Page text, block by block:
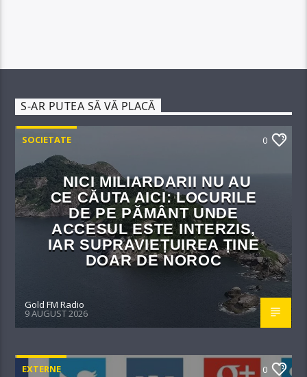
S-AR PUTEA SĂ VĂ PLACĂ
SOCIETATE 0
NICI MILIARDARII NU AU
CE CĂUTA AICI: LOCURILE
DE PE PĂMÂNT UNDE
ACCESUL ESTE INTERZIS,
IAR SUPRAVIEȚUIREA ȚINE
DOAR DE NOROC
Gold FM Radio
9 AUGUST 2026
EXTERNE 0